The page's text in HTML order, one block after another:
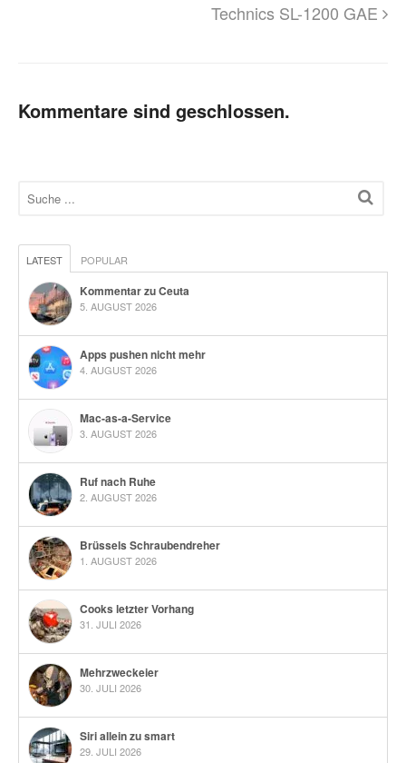
Technics SL-1200 GAE
Kommentare sind geschlossen.
LATEST POPULAR
Kommentar zu Ceuta
5. AUGUST 2026
Apps pushen nicht mehr
4. AUGUST 2026
Mac-as-a-Service
3. AUGUST 2026
Ruf nach Ruhe
2. AUGUST 2026
Brüssels Schraubendreher
1. AUGUST 2026
Cooks letzter Vorhang
31. JULI 2026
Mehrzweckeier
30. JULI 2026
Siri allein zu smart
29. JULI 2026